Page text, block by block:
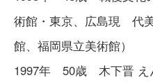
術館・東京、広島現 代
館、福岡県立美術館）
1997年 50歳 木下晋 え